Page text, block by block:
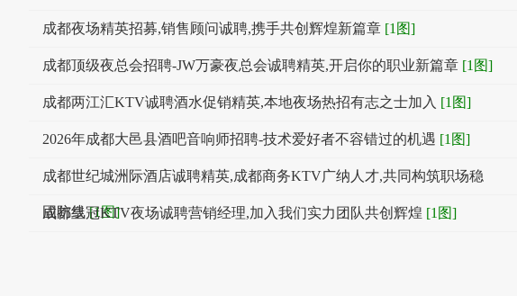
成都夜场精英招募,销售顾问诚聘,携手共创辉煌新篇章 [1图]
成都顶级夜总会招聘-JW万豪夜总会诚聘精英,开启你的职业新篇章 [1图]
成都两江汇KTV诚聘酒水促销精英,本地夜场热招有志之士加入 [1图]
2026年成都大邑县酒吧音响师招聘-技术爱好者不容错过的机遇 [1图]
成都世纪城洲际酒店诚聘精英,成都商务KTV广纳人才,共同构筑职场稳
固防线 [1图]
成都皇冠KTV夜场诚聘营销经理,加入我们实力团队共创辉煌 [1图]